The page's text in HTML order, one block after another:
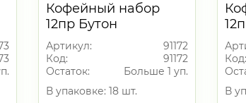
Кофейный набор
12пр Бутон
салатовый 90мл
Артикул:
91172
Код:
91172
Остаток:
Больше 1 уп.
В упаковке: 18 шт.
Код:
В